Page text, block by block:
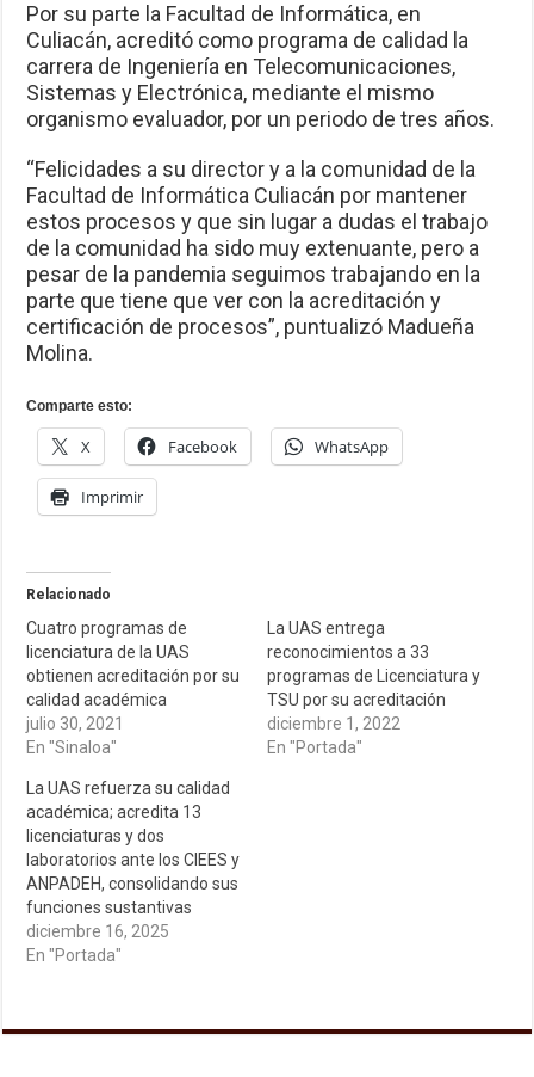
Por su parte la Facultad de Informática, en
Culiacán, acreditó como programa de calidad la
carrera de Ingeniería en Telecomunicaciones,
Sistemas y Electrónica, mediante el mismo
organismo evaluador, por un periodo de tres años.
“Felicidades a su director y a la comunidad de la
Facultad de Informática Culiacán por mantener
estos procesos y que sin lugar a dudas el trabajo
de la comunidad ha sido muy extenuante, pero a
pesar de la pandemia seguimos trabajando en la
parte que tiene que ver con la acreditación y
certificación de procesos”, puntualizó Madueña
Molina.
Comparte esto:
X Facebook WhatsApp
Imprimir
Relacionado
Cuatro programas de
licenciatura de la UAS
obtienen acreditación por su
calidad académica
julio 30, 2021
En "Sinaloa"
La UAS entrega
reconocimientos a 33
programas de Licenciatura y
TSU por su acreditación
diciembre 1, 2022
En "Portada"
La UAS refuerza su calidad
académica; acredita 13
licenciaturas y dos
laboratorios ante los CIEES y
ANPADEH, consolidando sus
funciones sustantivas
diciembre 16, 2025
En "Portada"